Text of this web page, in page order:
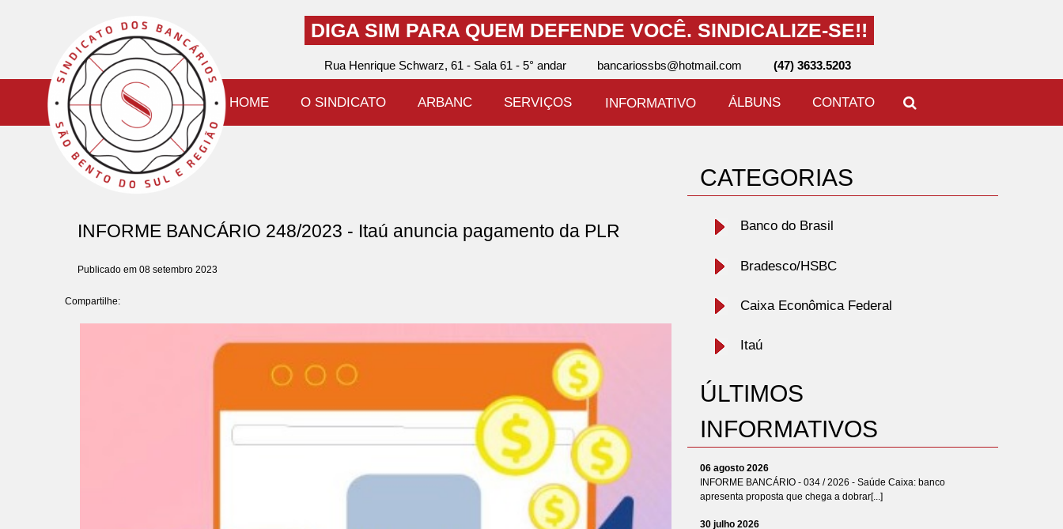
DIGA SIM PARA QUEM DEFENDE VOCÊ. SINDICALIZE-SE!!
Rua Henrique Schwarz, 61 - Sala 61 - 5° andar bancariossbs@hotmail.com (47) 3633.5203
HOME O SINDICATO ARBANC SERVIÇOS INFORMATIVO ÁLBUNS CONTATO
INFORME BANCÁRIO 248/2023 - Itaú anuncia pagamento da PLR
Publicado em 08 setembro 2023
Compartilhe:
CATEGORIAS
Banco do Brasil
Bradesco/HSBC
Caixa Econômica Federal
Itaú
ÚLTIMOS
INFORMATIVOS
06 agosto 2026
INFORME BANCÁRIO - 034 / 2026 - Saúde Caixa: banco
apresenta proposta que chega a dobrar[...]
30 julho 2026